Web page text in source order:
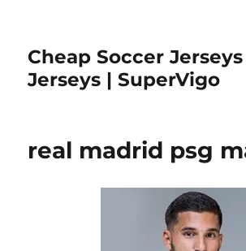
Cheap Soccer
Jerseys | SuperVigo
real madrid psg